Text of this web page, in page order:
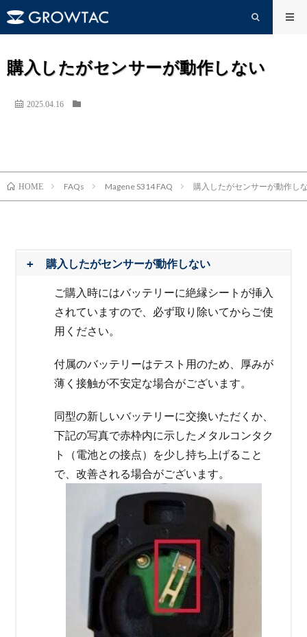
購入したがセンサーが動作しない
2025.04.16
HOME FAQs Magene S314 FAQ 購入したがセンサーが動作し
購入したがセンサーが動作しない
ご購入時にはバッテリーに絶縁シートが挿入
されていますので、必ず取り除いてからご使
用ください。
付属のバッテリーはテスト用のため、厚みが
薄く接触が不安定な場合がございます。
同型の新しいバッテリーに交換いただくか、
下記の写真で赤枠内に示したメタルコンタク
ト（電池との接点）を少し持ち上げること
で、改善される場合がございます。